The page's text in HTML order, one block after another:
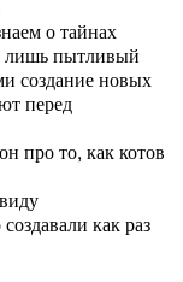
о тайнах
лишь пытливый
создание новых
перед
про то, как котов
как раз